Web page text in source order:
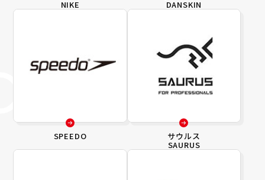
NIKE DANSKIN
SPEEDO サウルス
SAURUS